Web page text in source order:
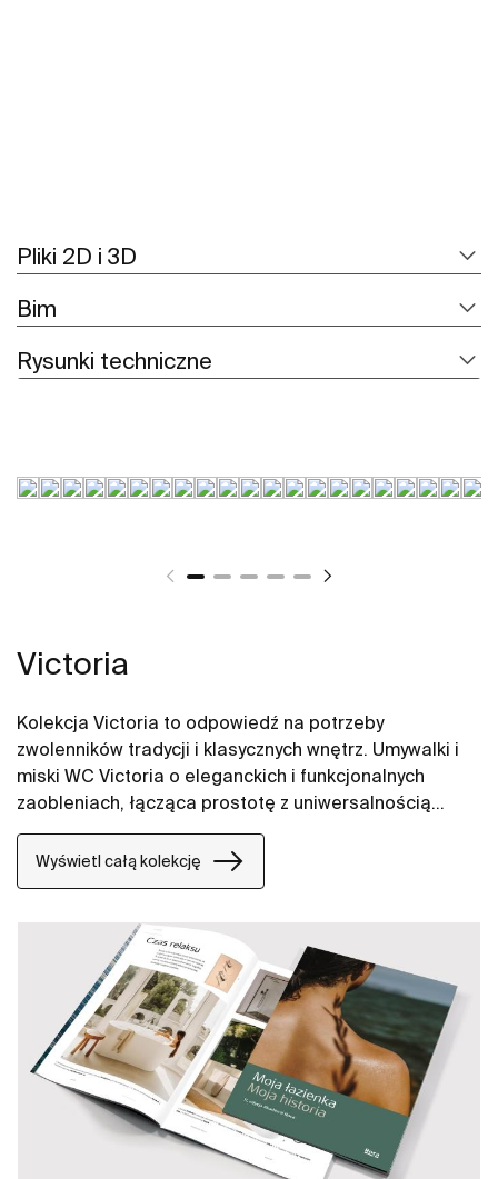
Pliki 2D i 3D
Bim
Rysunki techniczne
Victoria
Kolekcja Victoria to odpowiedź na potrzeby
zwolenników tradycji i klasycznych wnętrz. Umywalki i
miski WC Victoria o eleganckich i funkcjonalnych
zaobleniach, łącząca prostotę z uniwersalnością
oferuje sprawdzone rozwiązania.
Wyświetl całą kolekcję